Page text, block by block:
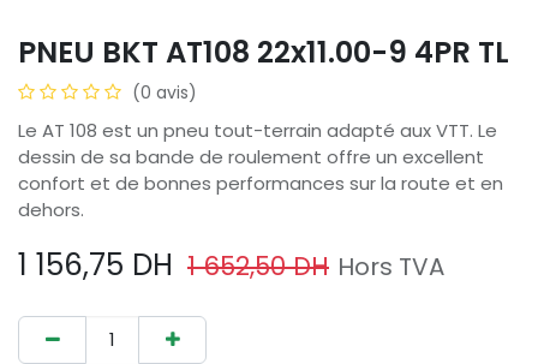
PNEU BKT AT108 22x11.00-9 4PR TL
(0 avis)
Le AT 108 est un pneu tout-terrain adapté aux VTT. Le
dessin de sa bande de roulement offre un excellent
confort et de bonnes performances sur la route et en
dehors.
1 156,75 DH 1 652,50DH Hors TVA